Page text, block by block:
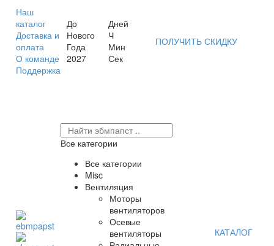
Наш
каталог
Доставка и
оплата
О команде
Поддержка
До
Нового
Года
2027
Дней
Ч
Мин
Сек
ПОЛУЧИТЬ СКИДКУ
Все категории
Все категории
Misc
Вентиляция
Моторы
вентиляторов
Осевые
вентиляторы
КАТАЛОГ